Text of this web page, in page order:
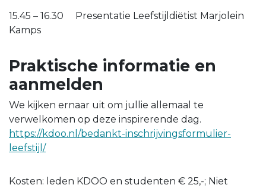
15.45 – 16.30 Presentatie Leefstijldiëtist Marjolein
Kamps
Praktische informatie en
aanmelden
We kijken ernaar uit om jullie allemaal te
verwelkomen op deze inspirerende dag.
https://kdoo.nl/bedankt-inschrijvingsformulier-
leefstijl/
Kosten: leden KDOO en studenten € 25,-; Niet